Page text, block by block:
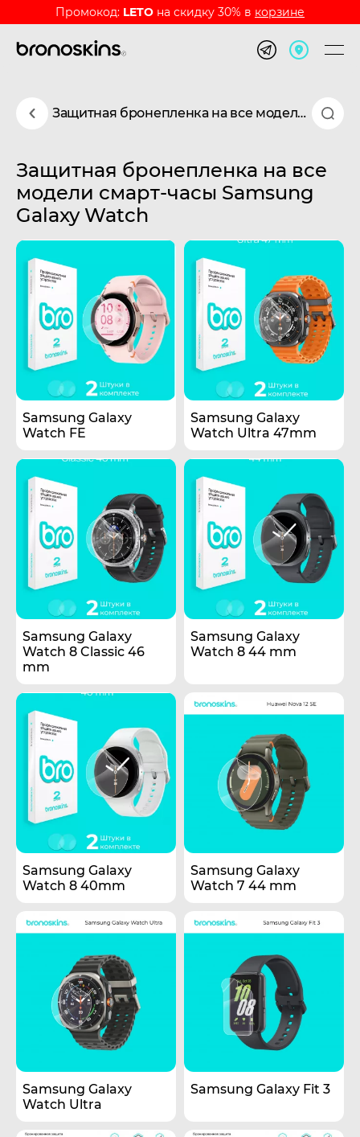
Промокод: LETO на скидку 30% в корзине
Защитная бронепленка на все модели смарт-часы Samsung Galaxy Watch
Защитная бронепленка на все
модели смарт-часы Samsung
Galaxy Watch
Samsung Galaxy
Watch FE
Samsung Galaxy
Watch Ultra 47mm
Samsung Galaxy
Watch 8 Classic 46
mm
Samsung Galaxy
Watch 8 44 mm
Samsung Galaxy
Watch 8 40mm
Samsung Galaxy
Watch 7 44 mm
Samsung Galaxy
Watch Ultra
Samsung Galaxy Fit 3